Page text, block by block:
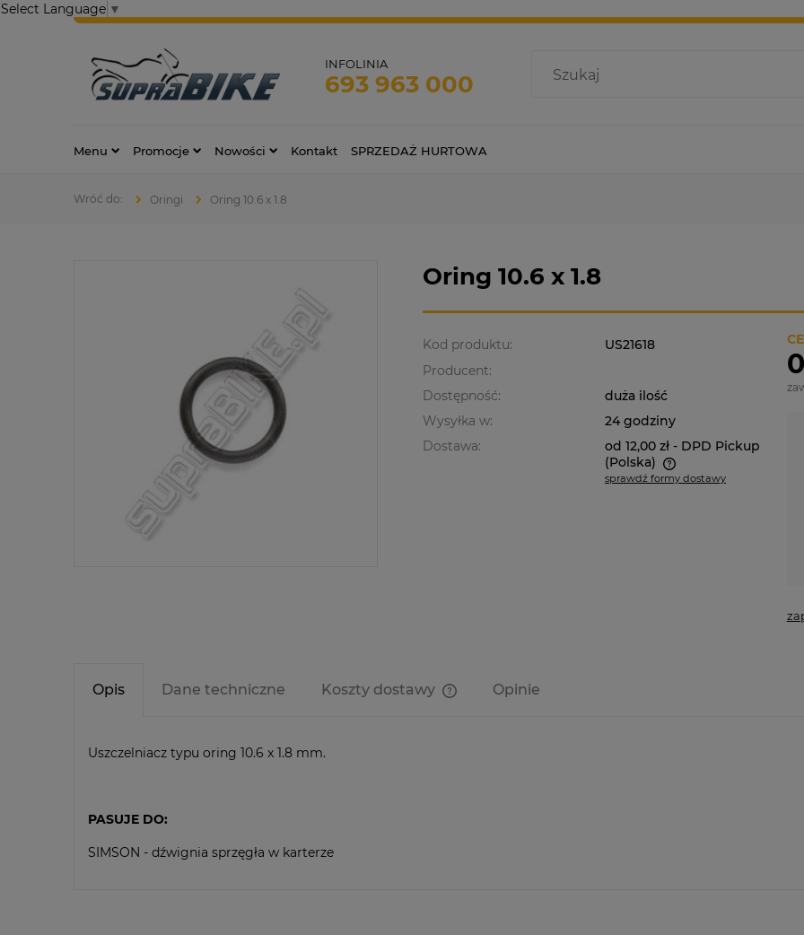
Select Language ▼
INFOLINIA
693 963 000
Menu Promocje Nowości Kontakt SPRZEDAŻ HURTOWA
Oringi Oring 10.6 x 1.8
Oring 10.6 x 1.8
Kod produktu:
US21618
Producent:
Dostępność:
duża ilość
Wysyłka w:
24 godziny
Dostawa:
od 12,00 zł - DPD Pickup
(Polska)
sprawdź formy dostawy
Opis Dane techniczne Koszty dostawy Opinie
Uszczelniacz typu oring 10.6 x 1.8 mm.
PASUJE DO:
SIMSON - dźwignia sprzęgła w karterze